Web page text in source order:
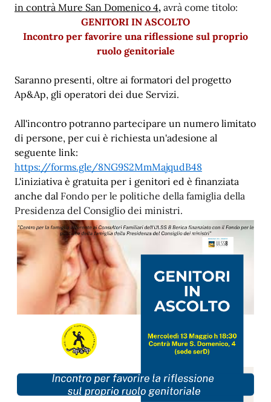
in contrà Mure San Domenico 4, avrà come titolo:
GENITORI IN ASCOLTO
Incontro per favorire una riflessione sul proprio
ruolo genitoriale
Saranno presenti, oltre ai formatori del progetto
Ap&Ap, gli operatori dei due Servizi.
All'incontro potranno partecipare un numero limitato
di persone, per cui è richiesta un'adesione al
seguente link:
https://forms.gle/8NG9S2MmMajqudB48
L'iniziativa è gratuita per i genitori ed è finanziata
anche dal Fondo per le politiche della famiglia della
Presidenza del Consiglio dei ministri.